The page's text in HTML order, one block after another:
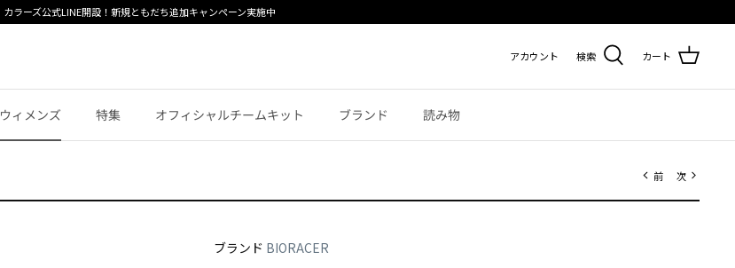
カラーズ公式LINE開設！新規ともだち追加キャンペーン実施中
アカウント 検索 カート
ウィメンズ 特集 オフィシャルチームキット ブランド 読み物
前 次
ブランド BIORACER